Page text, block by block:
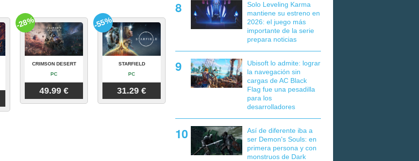
CRIMSON DESERT
PC
49.99 €
-28%
STARFIELD
PC
31.29 €
-55%
Solo Leveling Karma
mantiene su estreno en
2026: el juego más
importante de la serie
prepara noticias
Ubisoft lo admite: lograr
la navegación sin
cargas de AC Black
Flag fue una pesadilla
para los
desarrolladores
Así de diferente iba a
ser Demon's Souls: en
primera persona y con
monstruos de Dark